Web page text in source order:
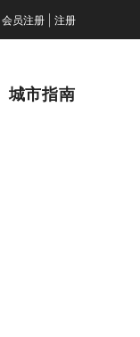
会员注册 注册
城市指南